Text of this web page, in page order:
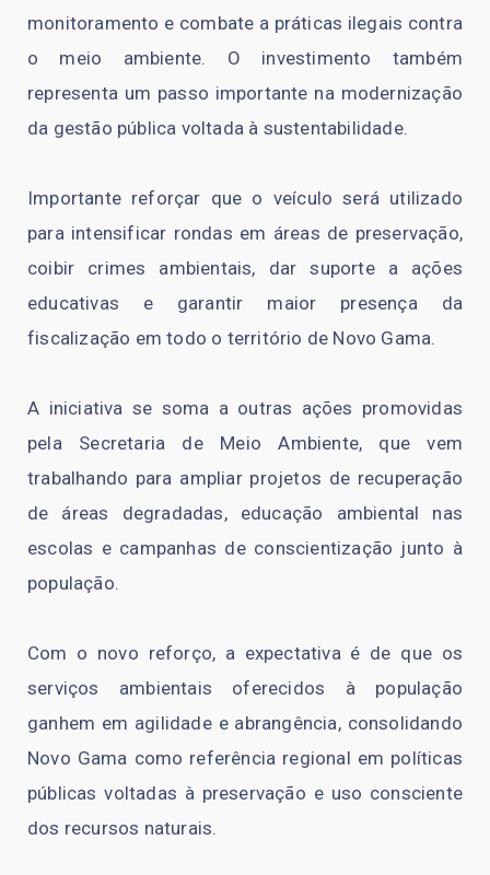
monitoramento e combate a práticas ilegais contra
o meio ambiente. O investimento também
representa um passo importante na modernização
da gestão pública voltada à sustentabilidade.
Importante reforçar que o veículo será utilizado
para intensificar rondas em áreas de preservação,
coibir crimes ambientais, dar suporte a ações
educativas e garantir maior presença da
fiscalização em todo o território de Novo Gama.
A iniciativa se soma a outras ações promovidas
pela Secretaria de Meio Ambiente, que vem
trabalhando para ampliar projetos de recuperação
de áreas degradadas, educação ambiental nas
escolas e campanhas de conscientização junto à
população.
Com o novo reforço, a expectativa é de que os
serviços ambientais oferecidos à população
ganhem em agilidade e abrangência, consolidando
Novo Gama como referência regional em políticas
públicas voltadas à preservação e uso consciente
dos recursos naturais.